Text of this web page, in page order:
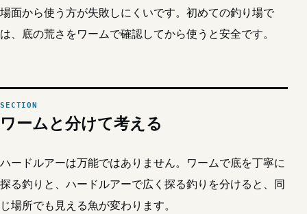
場面から使う方が失敗しにくいです。初めての釣り場で
は、底の荒さをワームで確認してから使うと安全です。
ワームと分けて考える
ハードルアーは万能ではありません。ワームで底を丁寧に
探る釣りと、ハードルアーで広く探る釣りを分けると、同
じ場所でも見える魚が変わります。